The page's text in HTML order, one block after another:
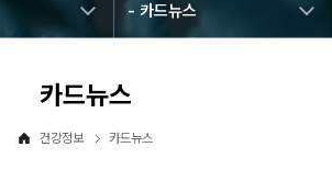
- 카드뉴스
카드뉴스
건강정보 카드뉴스